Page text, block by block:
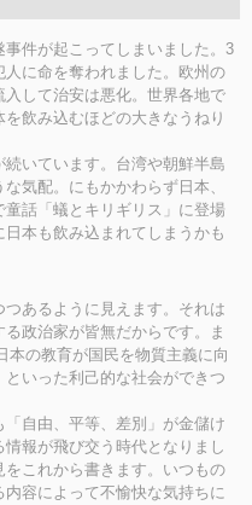
件が起こってしまいました。3
に命を奪われました。欧州の
して治安は悪化。世界各地で
飲み込むほどの大きなうねり
いています。台湾や朝鮮半島
気配。にもかかわらず日本、
話「蟻とキリギリス」に登場
本も飲み込まれてしまうかも
あるように見えます。それは
政治家が皆無だからです。ま
本の教育が国民を物質主義に向
いった利己的な社会ができつ
自由、平等、差別」が金儲け
報が飛び交う時代となりまし
これから書きます。いつもの
容によって不愉快な気持ちに